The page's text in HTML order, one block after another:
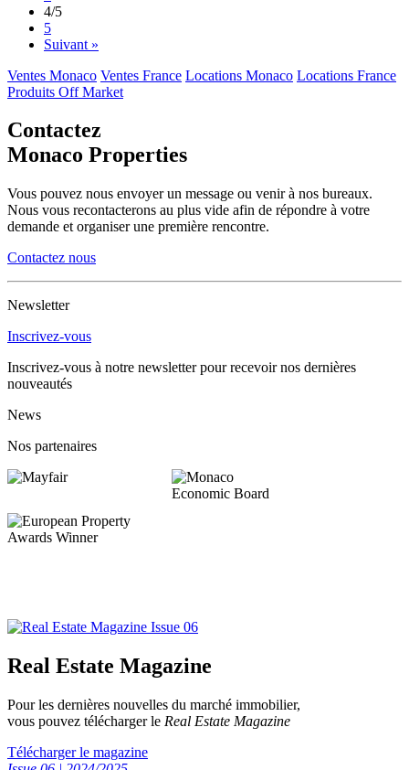
4/5
5
Suivant »
Ventes Monaco Ventes France Locations Monaco Locations France
Produits Off Market
Contactez
Monaco Properties
Vous pouvez nous envoyer un message ou venir à nos bureaux.
Nous vous recontacterons au plus vide afin de répondre à votre
demande et organiser une première rencontre.
Contactez nous
Newsletter
Inscrivez-vous
Inscrivez-vous à notre newsletter pour recevoir nos dernières
nouveautés
News
Nos partenaires
Real Estate Magazine
Pour les dernières nouvelles du marché immobilier,
vous pouvez télécharger le Real Estate Magazine
Télécharger le magazine